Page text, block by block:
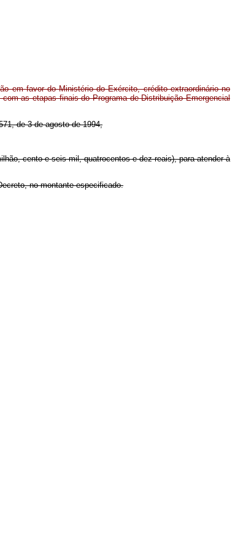
em favor do Ministério do Exército, crédito extraordinário no
as etapas finais do Programa de Distribuição Emergencial
de 3 de agosto de 1994,
cento e seis mil, quatrocentos e dez reais), para atender à
no montante especificado.